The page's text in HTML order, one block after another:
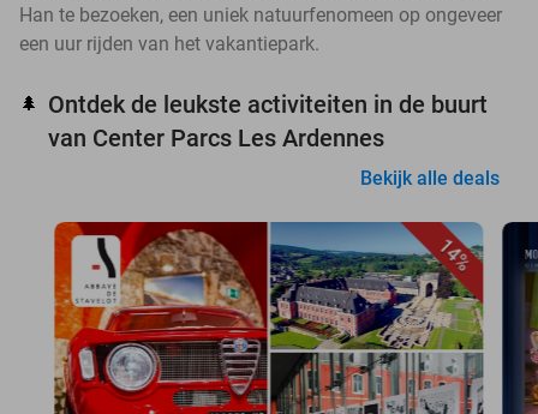
Han te bezoeken, een uniek natuurfenomeen op ongeveer
een uur rijden van het vakantiepark.
🌲
Ontdek de leukste activiteiten in de buurt
van Center Parcs Les Ardennes
Bekijk alle deals
14%